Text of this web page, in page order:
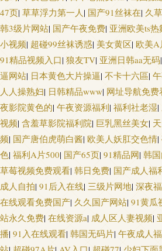
47页| 草草浮力第一人| 国产91丝袜在| 久
韩3级片网站| 国产午夜免费| 亚洲欧美ts热
小视频| 超碰99丝袜诱惑| 美女黄区| 欧美A
91精品视频入口| 狼友TV| 亚洲日韩aa无码|
逼网站| 日本黄色大片操逼| 不卡十六區|
人人操熟妇| 日韩精品www| 网址导航免费
夜影院黄色的| 午夜资源福利| 福利社老湿|
视频| 含羞草影院福利院| 巨乳黑丝美女|
频| 国产唐伯虎萌白酱| 欧美人妖肛交色情|
色| 福利A片500| 国产65页| 91精品网| 韩
草莓视频免费观看| 韩日免费| 国产成人福
成人自拍| 91后入在线| 三级片网地| 深夜
在线观看免费国产| 久久国产网站| 91黄瓜
站永久免费| 在线资源a| 成人区人妻视频|
播| 91入在线观看| 韩国无码片| 午夜成人